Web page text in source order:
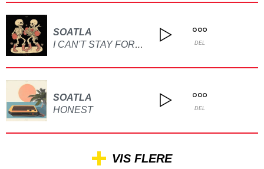
SOATLA
I CAN'T STAY FOREVER DEL
SOATLA
HONEST
DEL
VIS FLERE